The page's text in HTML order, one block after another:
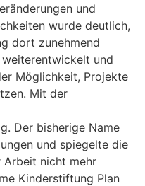
und
wurde deutlich,
dort zunehmend
und
Möglichkeit, Projekte
Mit der
Der bisherige Name
und spiegelte die
Arbeit nicht mehr
Kinderstiftung Plan